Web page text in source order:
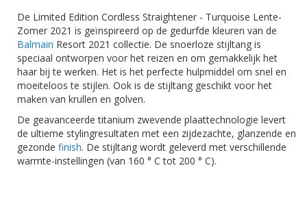
De Limited Edition Cordless Straightener - Turquoise Lente-
Zomer 2021 is geïnspireerd op de gedurfde kleuren van de
Balmain Resort 2021 collectie. De snoerloze stijltang is
speciaal ontworpen voor het reizen en om gemakkelijk het
haar bij te werken. Het is het perfecte hulpmiddel om snel en
moeiteloos te stijlen. Ook is de stijltang geschikt voor het
maken van krullen en golven.
De geavanceerde titanium zwevende plaattechnologie levert
de ultieme stylingresultaten met een zijdezachte, glanzende en
gezonde finish. De stijltang wordt geleverd met verschillende
warmte-instellingen (van 160 ° C tot 200 ° C).